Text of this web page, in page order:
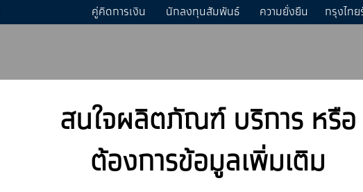
คู่คิดการเงิน นักลงทุนสัมพันธ์ ความยั่งยืน กรุงไท
สนใจผลิตภัณฑ์ บริการ หรือ
ต้องการข้อมูลเพิ่มเติม